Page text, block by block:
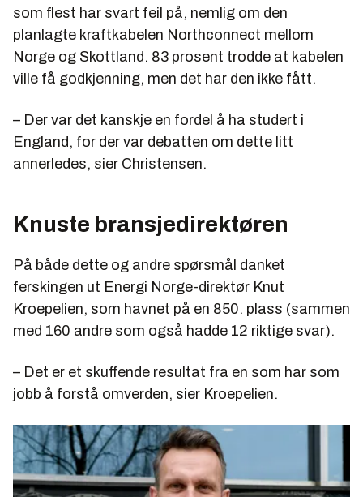
som flest har svart feil på, nemlig om den
planlagte kraftkabelen Northconnect mellom
Norge og Skottland. 83 prosent trodde at kabelen
ville få godkjenning, men det har den ikke fått.
– Der var det kanskje en fordel å ha studert i
England, for der var debatten om dette litt
annerledes, sier Christensen.
Knuste bransjedirektøren
På både dette og andre spørsmål danket
ferskingen ut Energi Norge-direktør Knut
Kroepelien, som havnet på en 850. plass (sammen
med 160 andre som også hadde 12 riktige svar).
– Det er et skuffende resultat fra en som har som
jobb å forstå omverden, sier Kroepelien.